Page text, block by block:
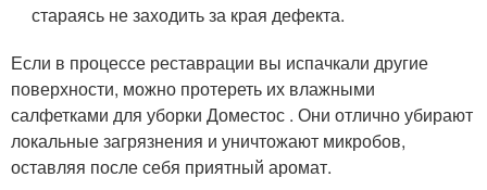
стараясь не заходить за края дефекта.
Если в процессе реставрации вы испачкали другие
поверхности, можно протереть их влажными
салфетками для уборки Доместос . Они отлично убирают
локальные загрязнения и уничтожают микробов,
оставляя после себя приятный аромат.